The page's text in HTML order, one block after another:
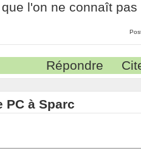
l'on ne connaît pas
Répondre
PC à Sparc